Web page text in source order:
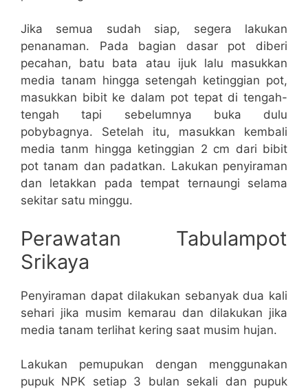
Jika semua sudah siap, segera lakukan
penanaman. Pada bagian dasar pot diberi
pecahan, batu bata atau ijuk lalu masukkan
media tanam hingga setengah ketinggian pot,
masukkan bibit ke dalam pot tepat di tengah-
tengah tapi sebelumnya buka dulu
pobybagnya. Setelah itu, masukkan kembali
media tanm hingga ketinggian 2 cm dari bibit
pot tanam dan padatkan. Lakukan penyiraman
dan letakkan pada tempat ternaungi selama
sekitar satu minggu.
Perawatan Tabulampot
Srikaya
Penyiraman dapat dilakukan sebanyak dua kali
sehari jika musim kemarau dan dilakukan jika
media tanam terlihat kering saat musim hujan.
Lakukan pemupukan dengan menggunakan
pupuk NPK setiap 3 bulan sekali dan pupuk